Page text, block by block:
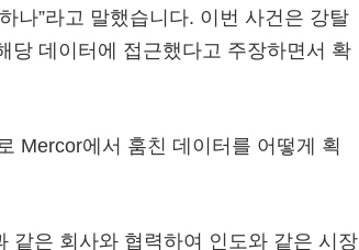
나”라고 말했습니다. 이번 사건은 강탈
당 데이터에 접근했다고 주장하면서 확
Mercor에서 훔친 데이터를 어떻게 획
같은 회사와 협력하여 인도와 같은 시장